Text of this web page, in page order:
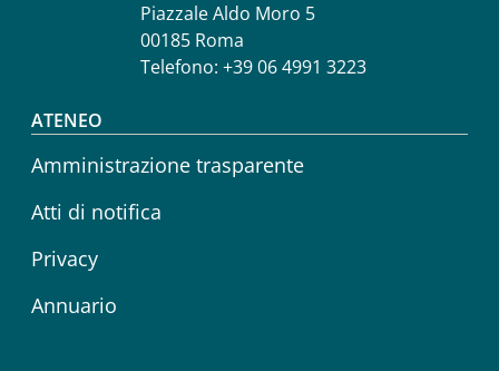
Piazzale Aldo Moro 5
00185 Roma
Telefono: +39 06 4991 3223
Footer menu
ATENEO
Amministrazione trasparente
Atti di notifica
Privacy
Annuario